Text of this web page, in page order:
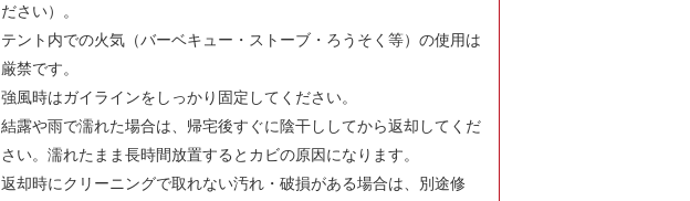
ださい）。
テント内での火気（バーベキュー・ストーブ・ろうそく等）の使用は
厳禁です。
強風時はガイラインをしっかり固定してください。
結露や雨で濡れた場合は、帰宅後すぐに陰干ししてから返却してくだ
さい。濡れたまま長時間放置するとカビの原因になります。
返却時にクリーニングで取れない汚れ・破損がある場合は、別途修